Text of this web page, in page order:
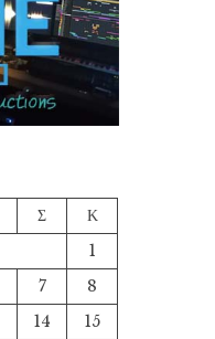
Σ
Κ
1
7
8
14
15